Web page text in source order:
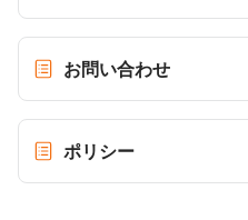
お問い合わせ
ポリシー